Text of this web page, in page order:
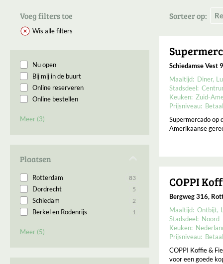
Voeg filters toe
Wis alle filters
Meer (3)
Nu open
Bij mij in de buurt
Online reserveren
Online bestellen
Binnenkort geopend
Plaatsen
Meer (5)
Rotterdam 83
Dordrecht 5
Schiedam 2
Berkel en Rodenrijs 1
Hoek van Hollan
Sorteer op:
Schiedamse Vest
Maaltijd: Diner
Stadsdeel:
Keuken: Zuid-
Prijsniveau:
Supermercado op
Amerikaanse
COPPI
Bergweg 316,
Maaltijd: Ontbijt
Stadsdeel: Noord
Keuken:
Prijsniveau:
COPPI Koffie &
voor een goede